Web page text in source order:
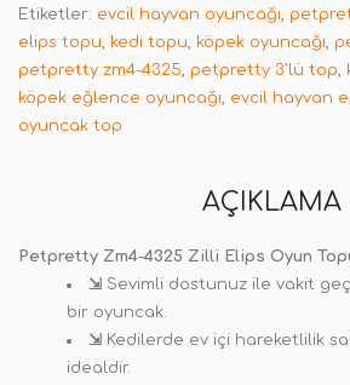
Etiketler: evcil hayvan oyuncağı,
elips topu, kedi topu, köpek oyuncağı,
petpretty zm4-4325, petpretty 3'lü top,
köpek eğlence oyuncağı, evcil hayvan
oyuncak top
AÇIKLAMA
Petpretty Zm4-4325 Zilli Elips Oyun
⇲ Sevimli dostunuz ile vakit
bir oyuncak.
⇲ Kedilerde ev içi hareketlilik
idealdir.